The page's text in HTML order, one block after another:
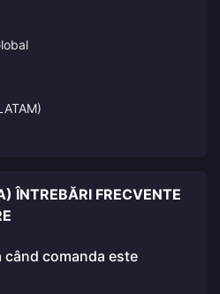
ÎNTREBĂRI FRECVENTE
când comanda este